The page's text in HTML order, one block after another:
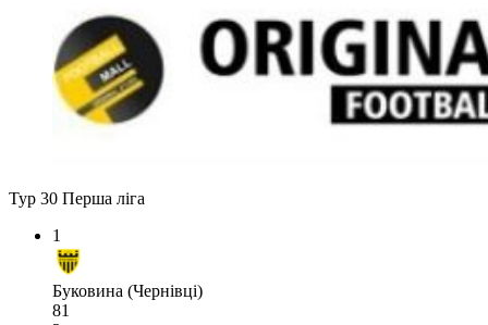
Тур 30 Перша ліга
1
Буковина (Чернівці)
81